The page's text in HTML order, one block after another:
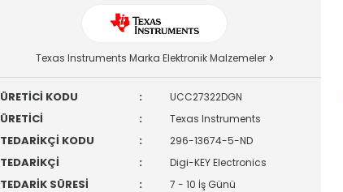
Texas Instruments Marka Elektronik Malzemeler
ÜRETİCİ KODU : UCC27322DGN
ÜRETİCİ : Texas Instruments
TEDARİKÇİ KODU : 296-13674-5-ND
TEDARİKÇİ : Digi-KEY Electronics
TEDARİK SÜRESİ : 7 - 10 İş Günü